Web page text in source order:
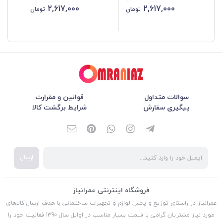
2,617,000 تومان 2,617,000 تومان
سوالات متداول
قوانین و مقرارت
پیگیری سفارش
شرایط برگشت کالا
ارسال
فروشگاه اینترنتی عمرانیاز
عمرانیاز در راستای توزیع و پخش لوازم و تجهیزات ساختمانی با هدف ارسال کالاهای
مورد نیاز مشتریان گرامی با قیمت بسیار مناسب در اوایل سال 1390 فعالیت خود را